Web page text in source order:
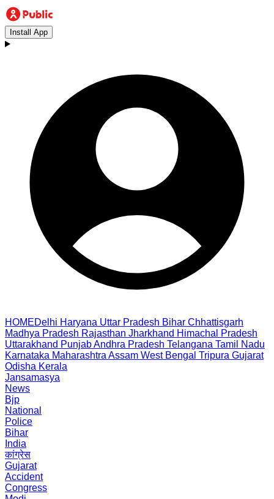
Install App
HOMEDelhi Haryana Uttar Pradesh Bihar Chhattisgarh
Madhya Pradesh Rajasthan Jharkhand Himachal Pradesh
Uttarakhand PunjabAndhra Pradesh Telangana Tamil Nadu
Karnataka Maharashtra Assam West Bengal Tripura Gujarat
Odisha Kerala
Jansamasya
News
Bjp
National
Police
Bihar
India
कांग्रेस
Gujarat
Accident
Congress